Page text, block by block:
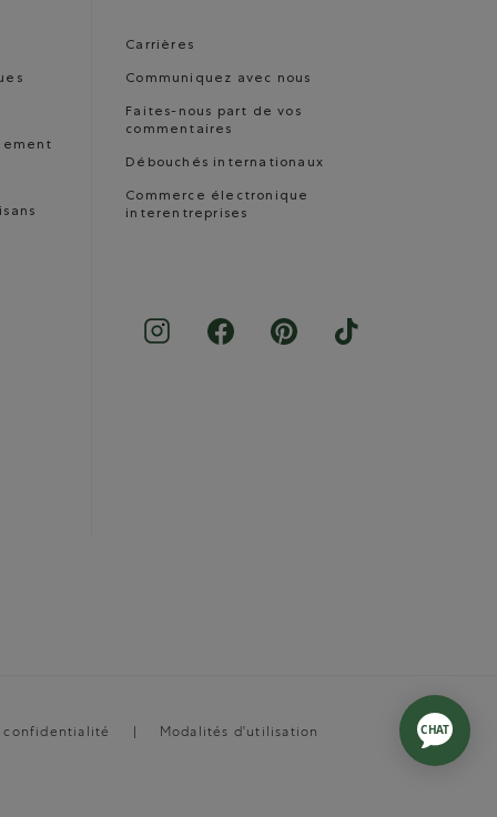
Carrières
Communiquez avec nous
Faites-nous part de vos
commentaires
Débouchés internationaux
Commerce électronique
interentreprises
confidentialité Modalités d'utilisation